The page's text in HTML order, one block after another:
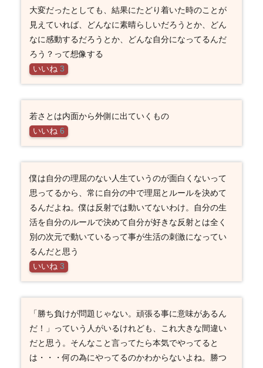
大変だったとしても、結果にたどり着いた時のことが
見えていれば、どんなに素晴らしいだろうとか、どん
なに感動するだろうとか、どんな自分になってるんだ
ろう？って想像する
いいね 3
若さとは内面から外側に出ていくもの
いいね 6
僕は自分の理屈のない人生ていうのが面白くないって
思ってるから、常に自分の中で理屈とルールを決めて
るんだよね。僕は反射では動いてないわけ。自分の生
活を自分のルールで決めて自分が好きな反射とは全く
別の次元で動いているって事が生活の刺激になってい
るんだと思う
いいね 3
「勝ち負けが問題じゃない。頑張る事に意味があるん
だ！」っていう人がいるけれども、これ大きな間違い
だと思う。そんなこと言ってたら本気でやってると
は・・・何の為にやってるのかわからないよね。勝つ